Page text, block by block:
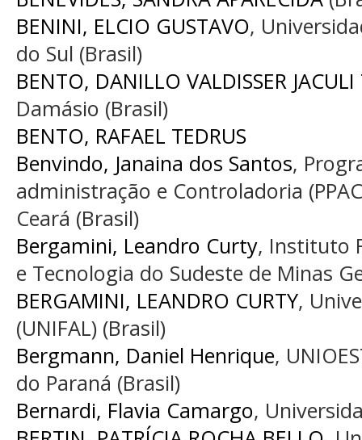
BENINI, ELCIO GUSTAVO,
do Sul (Brasil)
BENTO, DANILLO VALDISSER JACULI
Damásio (Brasil)
BENTO, RAFAEL TEDRUS
Benvindo, Janaina dos Santos,
administração e Controladoria
Ceará (Brasil)
Bergamini, Leandro Curty, Instituto
e Tecnologia do Sudeste de Minas
BERGAMINI, LEANDRO CURTY,
(UNIFAL) (Brasil)
Bergmann, Daniel Henrique,
do Paraná (Brasil)
Bernardi, Flavia Camargo,